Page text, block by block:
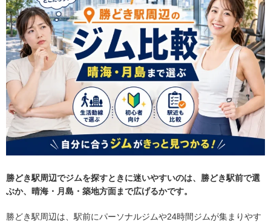
勝どき駅周辺でジムを探すときに迷いやすいのは、勝どき駅前で選
ぶか、晴海・月島・築地方面まで広げるかです。
勝どき駅周辺は、駅前にパーソナルジムや24時間ジムが集まりやす